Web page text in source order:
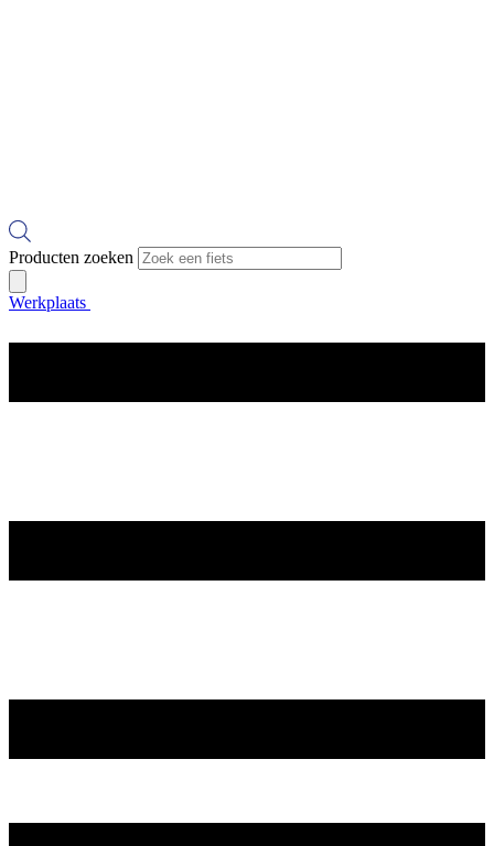
Producten zoeken
Werkplaats